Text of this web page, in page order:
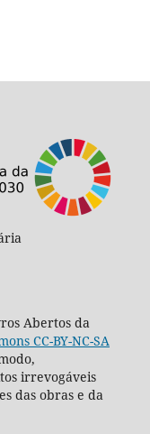
Abertos da
CC-BY-NC-SA
irrevogáveis
das obras e da